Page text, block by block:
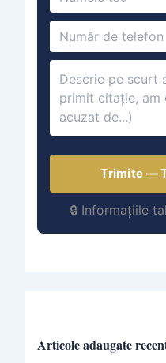
Trimite —
🔒 Informațiile
Articole adaugate